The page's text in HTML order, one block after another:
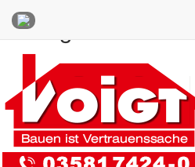
Anzeigen